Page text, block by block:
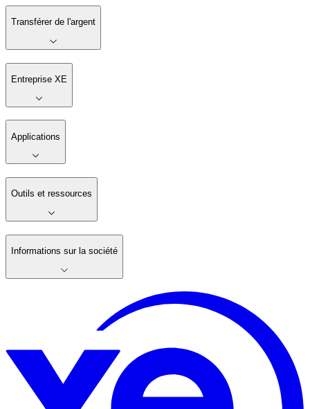
Transférer de l'argent
Entreprise XE
Applications
Outils et ressources
Informations sur la société